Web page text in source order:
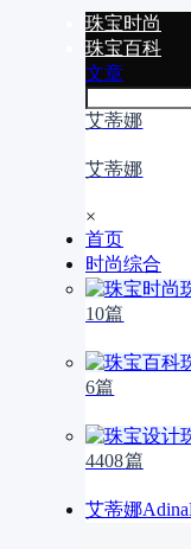
珠宝时尚
珠宝百科
文章
艾蒂娜
艾蒂娜
×
首页
时尚综合
10篇
6篇
4408篇
艾蒂娜